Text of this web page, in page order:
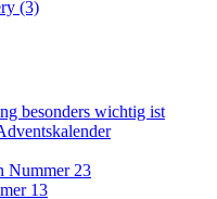
(3)
besonders wichtig ist
Nummer 23
13